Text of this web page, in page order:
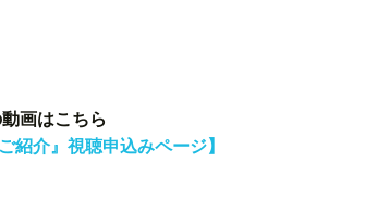
画はこちら
紹介』視聴申込みページ】